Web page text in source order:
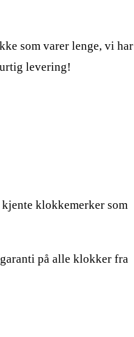
som varer lenge, vi har
levering!
klokkemerker som
på alle klokker fra